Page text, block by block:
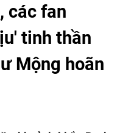
các fan
tinh thần
Mộng hoãn